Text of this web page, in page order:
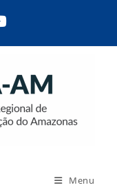
Menu